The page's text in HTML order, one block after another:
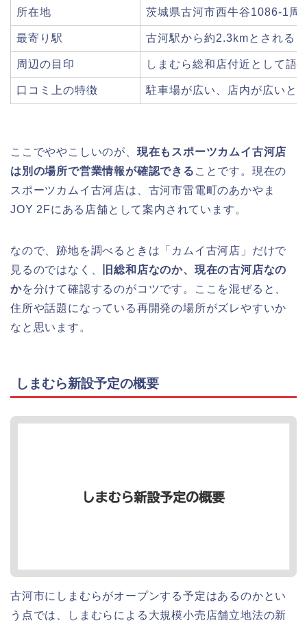
所在地 茨城県古河市西牛谷1086-1周
最寄り駅 古河駅から約2.3kmとされる
周辺の目印 しまむら総和店付近として語
口コミ上の特徴 駐車場が広い、店内が広いと
ここでややこしいのが、 現在もスポーツカムイ古河店
は別の場所で営業情報が確認できる ことです。現在の
スポーツカムイ古河店は、古河市雷電町のあかやま
JOY 2Fにある店舗として案内されています。
なので、跡地を調べるときは「カムイ古河店」だけで
見るのではなく、
旧総和店なのか、現在の古河店なの
かを分けて確認するのがコツです。ここを混ぜると、
住所や話題になっている再開発の場所がズレやすいか
なと思います。
しまむら新設予定の概要
古河市にしまむらがオープンする予定はあるのかとい
う点では、しまむらによる大規模小売店舗立地法の新